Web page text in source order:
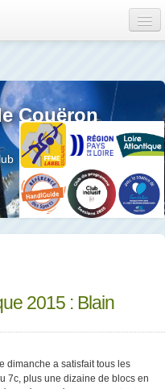
Couëron
2015 : Blain
dimanche a satisfait tous les
7c, plus une dizaine de blocs en